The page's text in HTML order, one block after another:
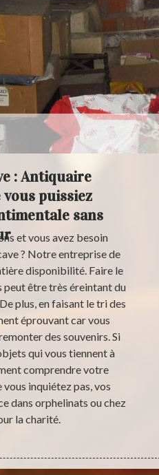
: Antiquaire
puissiez
sans
et vous avez besoin
? Notre entreprise de
disponibilité. Faire le
peut être très éreintant du
plus, en faisant le tri des
éprouvant car vous
des souvenirs. Si
qui vous tiennent à
comprendre votre
inquiétez pas, vos
dans orphelinats ou chez
la charité.